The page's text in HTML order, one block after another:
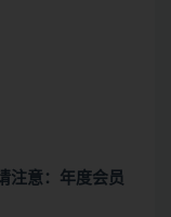
注意：年度会员